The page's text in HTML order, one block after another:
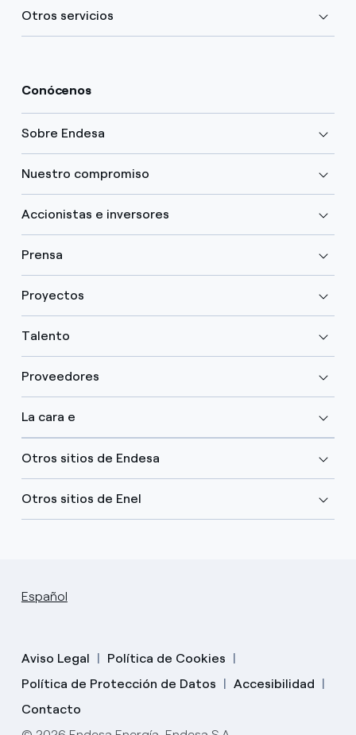
Otros servicios
Conócenos
Sobre Endesa
Nuestro compromiso
Accionistas e inversores
Prensa
Proyectos
Talento
Proveedores
La cara e
Otros sitios de Endesa
Otros sitios de Enel
Español
Aviso Legal
Política de Cookies
Política de Protección de Datos
Accesibilidad
Contacto